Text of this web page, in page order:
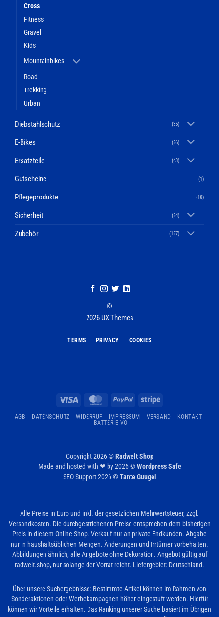
Cross
Fitness
Gravel
Kids
Mountainbikes
Road
Trekking
Urban
Diebstahlschutz (35)
E-Bikes (26)
Ersatzteile (43)
Gutscheine (1)
Pflegeprodukte (18)
Sicherheit (24)
Zubehör (127)
©
2026 UX Themes
TERMS PRIVACY COOKIES
MasterCardPayPal Stripe
AGB DATENSCHUTZ WIDERRUF IMPRESSUM VERSAND
KONTAKT
BATTERIE-VO
Copyright 2026 ©Radwelt Shop
Made and hosted with ❤ by 2026 ©Wordpress Safe
SEO Support 2026 ©Tante Guugel
Alle Preise in Euro und inkl. der gesetzlichen Mehrwertsteuer, zzgl.
Versandkosten. Die durchgestrichenen Preise entsprechen dem bisherigen
Preis in diesem Online-Shop. Verkauf nur an private Endkunden. Abgabe
nur in haushaltsüblichen Mengen. Änderungen und Irrtümer vorbehalten.
Abbildungen ähnlich, alle Angebote ohne Dekoration. Angebot gültig auf
radwelt.shop, nur solange der Vorrat reicht. Liefergebiet: Deutschland.
Über unsere Suchergebnisse: Bestimmte Artikel können im Rahmen von
Sonderaktionen oder Werbekampagnen höher eingestuft werden. Hierfür
können wir Vorteile erhalten. Das Ranking unserer Suche basiert im Übrigen